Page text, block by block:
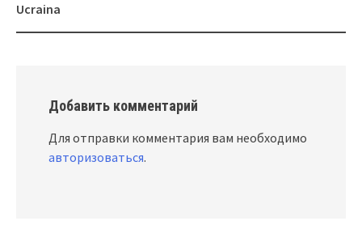
Ucraina
Добавить комментарий
Для отправки комментария вам необходимо
авторизоваться.